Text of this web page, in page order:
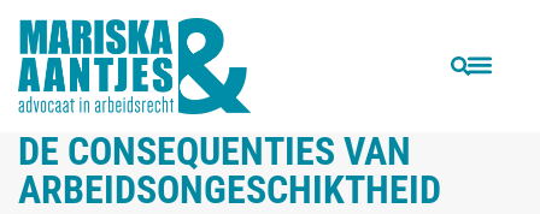
VORIGE
Column ‘Paragnost of advocaat?’
VOLGENDE
DE CONSEQUENTIES VAN
ARBEIDSONGESCHIKTHEID